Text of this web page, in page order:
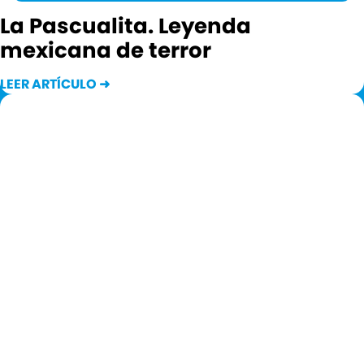
La Pascualita. Leyenda
mexicana de terror
LEER ARTÍCULO ➜